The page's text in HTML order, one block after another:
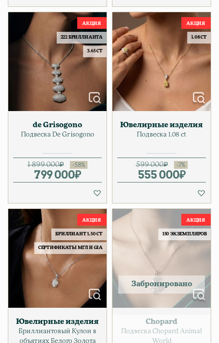
222 БРИЛЛИАНТА
3.65 CT
de Grisogono
Подвеска De Grisogono
1 899 000₽
Первоначальная цена
799 000₽
Текущая цена: 799 000₽.
1.08 CT
Ювелирные изделия
Подвеска 1.08 ct
599 000₽
555 000₽
Текущая
БРИЛЛИАНТ 1.50 CT
СЕРТИФИКАТЫ МГЛ И GIA
Ювелирные изделия
Бриллиантовый Кулон в
объятиях Белого Золота
150 ЭКЗЕМПЛЯРОВ
Chopard
Подвеска Chopard Animal
World